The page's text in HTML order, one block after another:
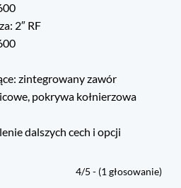
2″ RF
zintegrowany zawór
pokrywa kołnierzowa
dalszych cech i opcji
4/5 - (1 głosowanie)